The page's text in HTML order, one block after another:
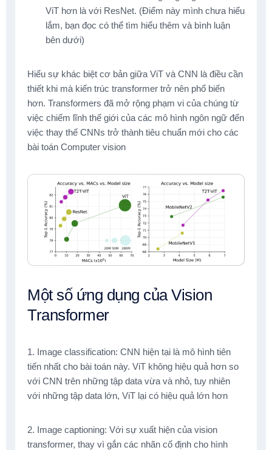
ViT hơn là với ResNet. (Điểm này mình chưa hiểu
lắm, bạn đọc có thể tìm hiểu thêm và bình luận
bên dưới)
Hiểu sự khác biệt cơ bản giữa ViT và CNN là điều cần
thiết khi mà kiến trúc transformer trở nên phổ biến
hơn. Transformers đã mở rộng phạm vi của chúng từ
việc chiếm lĩnh thế giới của các mô hình ngôn ngữ đến
việc thay thế CNNs trở thành tiêu chuẩn mới cho các
bài toán Computer vision
Một số ứng dụng của Vision
Transformer
1. Image classification: CNN hiện tại là mô hình tiên
tiến nhất cho bài toán này. ViT không hiệu quả hơn so
với CNN trên những tập data vừa và nhỏ, tuy nhiên
với những tập data lớn, ViT lại có hiệu quả lớn hơn
2. Image captioning: Với sự xuất hiện của vision
transformer, thay vì gắn các nhãn cố định cho hình